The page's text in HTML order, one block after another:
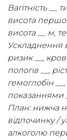
Вагітність __
висота
висота __ м,
Ускладнення
ризик __,
пологів __,
гемоглобін
показаннями
План: нижча
відпочинку /
алкоголю